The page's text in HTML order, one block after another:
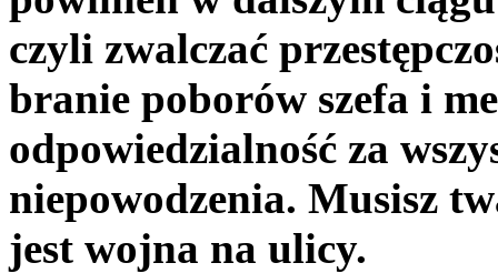
czyli zwalczać
branie poborów szefa i
odpowiedzialność za
niepowodzenia. Musisz
jest wojna na ulicy.